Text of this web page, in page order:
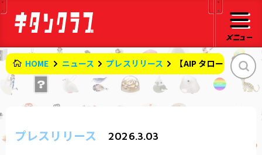
HOME ニュース プレスリリース 【AIP タローマン フ
プレスリリース 2026.3.03